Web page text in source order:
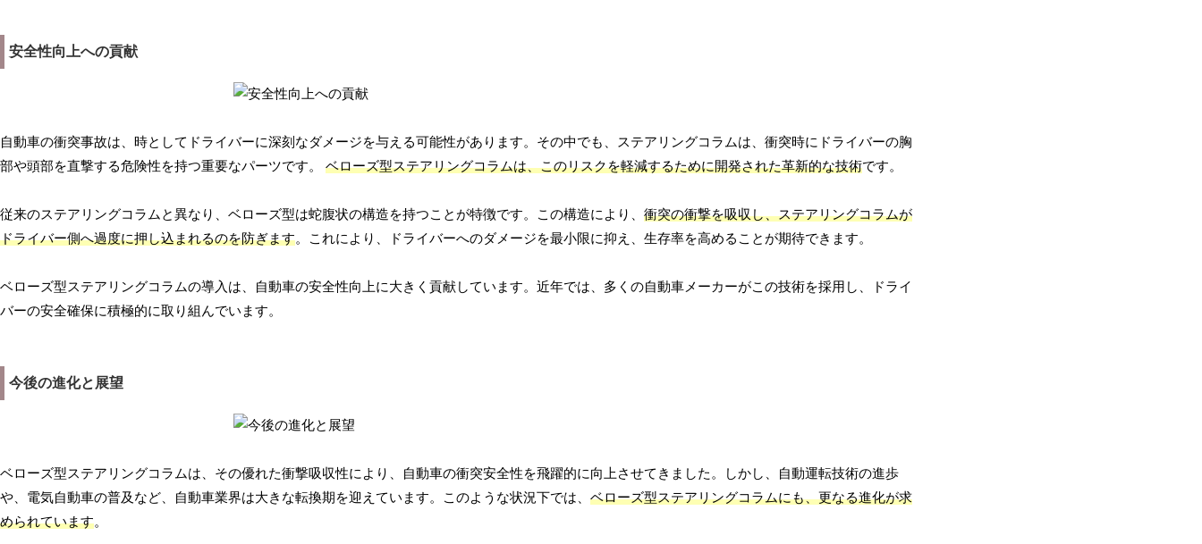
安全性向上への貢献
自動車の衝突事故は、時としてドライバーに深刻なダメージを与える可能性があります。その中でも、ステアリングコラムは、衝突時にドライバーの胸
部や頭部を直撃する危険性を持つ重要なパーツです。 ベローズ型ステアリングコラムは、このリスクを軽減するために開発された革新的な技術です。
従来のステアリングコラムと異なり、ベローズ型は蛇腹状の構造を持つことが特徴です。この構造により、 衝突の衝撃を吸収し、ステアリングコラムが
ドライバー側へ過度に押し込まれるのを防ぎます。これにより、ドライバーへのダメージを最小限に抑え、生存率を高めることが期待できます。
ベローズ型ステアリングコラムの導入は、自動車の安全性向上に大きく貢献しています。近年では、多くの自動車メーカーがこの技術を採用し、ドライ
バーの安全確保に積極的に取り組んでいます。
今後の進化と展望
ベローズ型ステアリングコラムは、その優れた衝撃吸収性により、自動車の衝突安全性を飛躍的に向上させてきました。しかし、自動運転技術の進歩
や、電気自動車の普及など、自動車業界は大きな転換期を迎えています。このような状況下では、 ベローズ型ステアリングコラムにも、更なる進化が求
められています。